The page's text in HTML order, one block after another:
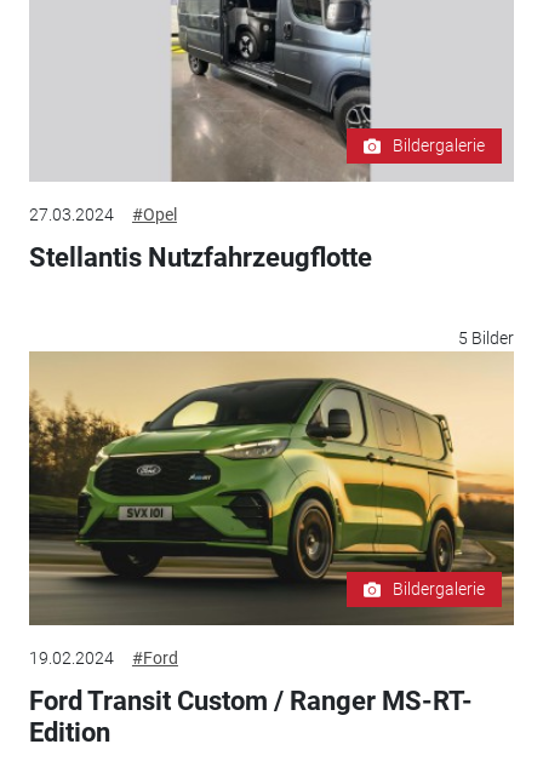
Bildergalerie
27.03.2024 #Opel
Stellantis Nutzfahrzeugflotte
5 Bilder
Bildergalerie
19.02.2024 #Ford
Ford Transit Custom / Ranger MS-RT-
Edition